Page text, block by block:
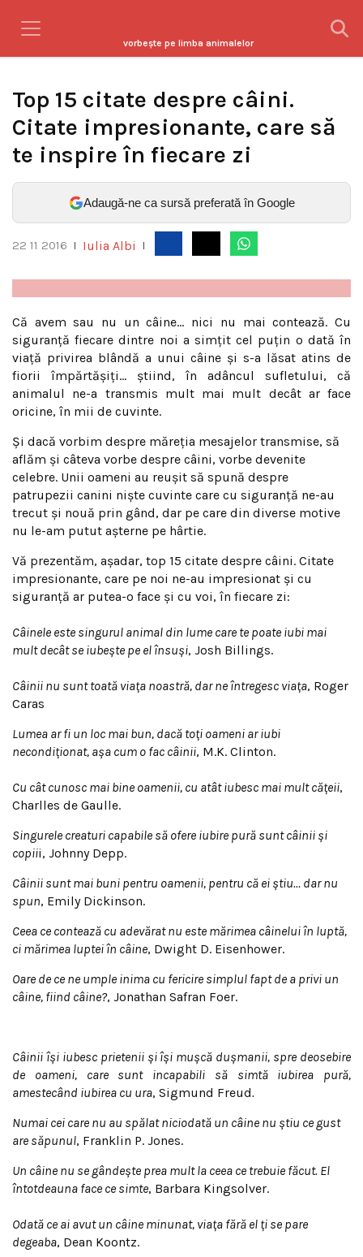
vorbeşte pe limba animalelor
Top 15 citate despre câini.
Citate impresionante, care să
te inspire în fiecare zi
Adaugă-ne ca sursă preferată în Google
22 11 2016 Iulia Albi
Că avem sau nu un câine… nici nu mai contează. Cu
siguranţă fiecare dintre noi a simţit cel puţin o dată în
viaţă privirea blândă a unui câine şi s-a lăsat atins de
fiorii împărtăşiţi… ştiind, în adâncul sufletului, că
animalul ne-a transmis mult mai mult decât ar face
oricine, în mii de cuvinte.
Şi dacă vorbim despre măreţia mesajelor transmise, să
aflăm şi câteva vorbe despre câini, vorbe devenite
celebre. Unii oameni au reuşit să spună despre
patrupezii canini nişte cuvinte care cu siguranţă ne-au
trecut şi nouă prin gând, dar pe care din diverse motive
nu le-am putut aşterne pe hârtie.
Vă prezentăm, aşadar, top 15 citate despre câini. Citate
impresionante, care pe noi ne-au impresionat şi cu
siguranţă ar putea-o face şi cu voi, în fiecare zi:
Câinele este singurul animal din lume care te poate iubi mai
mult decât se iubeşte pe el însuşi, Josh Billings.
Câinii nu sunt toată viaţa noastră, dar ne întregesc viaţa, Roger
Caras
Lumea ar fi un loc mai bun, dacă toţi oameni ar iubi
necondiţionat, aşa cum o fac câinii, M.K. Clinton.
Cu cât cunosc mai bine oamenii, cu atât iubesc mai mult căţeii,
Charlles de Gaulle.
Singurele creaturi capabile să ofere iubire pură sunt câinii şi
copiii, Johnny Depp.
Câinii sunt mai buni pentru oamenii, pentru că ei ştiu… dar nu
spun, Emily Dickinson.
Ceea ce contează cu adevărat nu este mărimea câinelui în luptă,
ci mărimea luptei în câine, Dwight D. Eisenhower.
Oare de ce ne umple inima cu fericire simplul fapt de a privi un
câine, fiind câine?, Jonathan Safran Foer.
Câinii îşi iubesc prietenii şi îşi muşcă duşmanii, spre deosebire
de oameni, care sunt incapabili să simtă iubirea pură,
amestecând iubirea cu ura, Sigmund Freud.
Numai cei care nu au spălat niciodată un câine nu ştiu ce gust
are săpunul, Franklin P. Jones.
Un câine nu se gândeşte prea mult la ceea ce trebuie făcut. El
întotdeauna face ce simte, Barbara Kingsolver.
Odată ce ai avut un câine minunat, viaţa fără el ţi se pare
degeaba, Dean Koontz.